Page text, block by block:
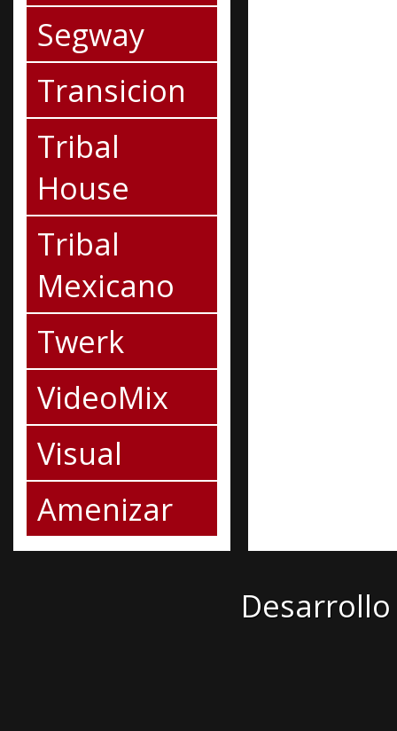
Segway
Transicion
Tribal
House
Tribal
Mexicano
Twerk
VideoMix
Visual
Amenizar